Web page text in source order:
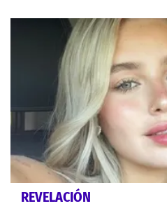
REVELACIÓN